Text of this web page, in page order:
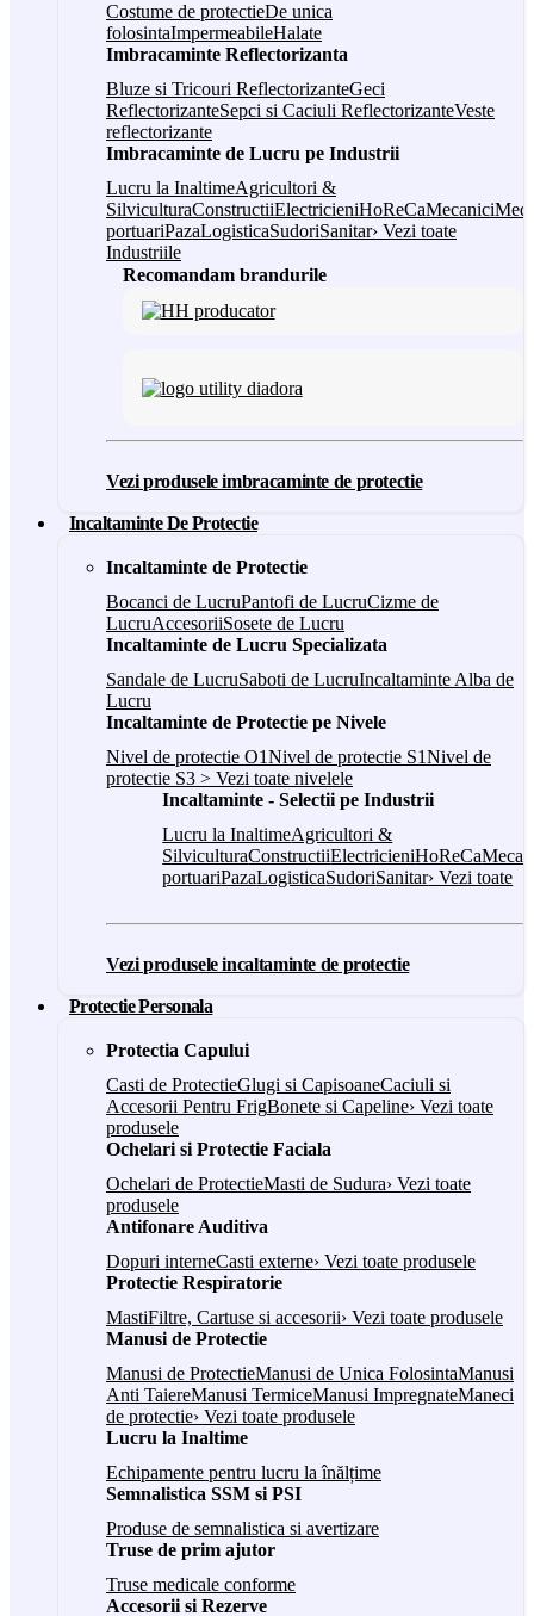
Costume de protectieDe unica
folosintaImpermeabileHalate
Imbracaminte Reflectorizanta
Bluze si Tricouri ReflectorizanteGeci
ReflectorizanteSepci si Caciuli ReflectorizanteVeste
reflectorizante
Imbracaminte de Lucru pe Industrii
Lucru la InaltimeAgricultori &
SilviculturaConstructiiElectricieniHoReCaMecanici
portuariPazaLogisticaSudoriSanitar› Vezi toate
Industriile
Recomandam brandurile
Vezi produsele imbracaminte de protectie
Incaltaminte De Protectie
Incaltaminte de Protectie
Bocanci de LucruPantofi de LucruCizme de
LucruAccesoriiSosete de Lucru
Incaltaminte de Lucru Specializata
Sandale de LucruSaboti de LucruIncaltaminte Alba de
Lucru
Incaltaminte de Protectie pe Nivele
Nivel de protectie O1Nivel de protectie S1Nivel de
protectie S3 > Vezi toate nivelele
Incaltaminte - Selectii pe Industrii
Lucru la InaltimeAgricultori &
SilviculturaConstructiiElectricieniHoReCa
portuariPazaLogisticaSudoriSanitar› Vezi toate
Vezi produsele incaltaminte de protectie
Protectie Personala
Protectia Capului
Casti de ProtectieGlugi si CapisoaneCaciuli si
Accesorii Pentru FrigBonete si Capeline› Vezi toate
produsele
Ochelari si Protectie Faciala
Ochelari de ProtectieMasti de Sudura› Vezi toate
produsele
Antifonare Auditiva
Dopuri interneCasti externe› Vezi toate produsele
Protectie Respiratorie
MastiFiltre, Cartuse si accesorii› Vezi toate produsele
Manusi de Protectie
Manusi de ProtectieManusi de Unica FolosintaManusi
Anti TaiereManusi TermiceManusi ImpregnateManeci
de protectie› Vezi toate produsele
Lucru la Inaltime
Echipamente pentru lucru la înălțime
Semnalistica SSM si PSI
Produse de semnalistica si avertizare
Truse de prim ajutor
Truse medicale conforme
Accesorii si Rezerve